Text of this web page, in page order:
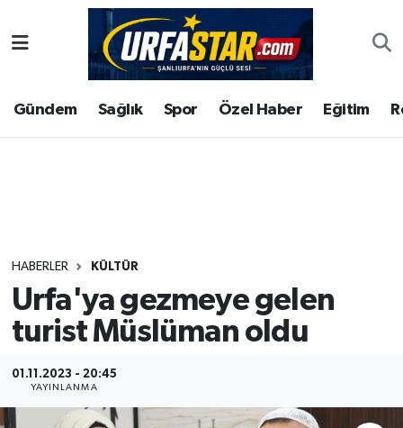
Gündem Sağlık Spor Özel Haber Eğitim
HABERLER KÜLTÜR
Urfa'ya gezmeye gelen
turist Müslüman oldu
01.11.2023 - 20:45
YAYINLANMA
ASAYİS
ÇEVRE
Gündem
Kültür
Magazin
Şanlıurfa Nöbetçi Eczaneler
Şanlıurfa Hava Durumu
Tüm Manşetler
Son Dakika Haberleri
Haber Arşivi